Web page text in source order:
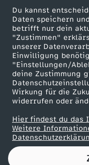
Du kannst
Daten speichern
betrifft nur dein
"Zustimmen"
unserer
Einwilligung
"Einstellungen/
deine Zustimmung
Wirkung für die
widerrufen oder
Hier findest du das
Weitere
U
d
e
n
S
o
ZDF goes Schule
Werbefernsehen
Mainzelmännchen
Partner